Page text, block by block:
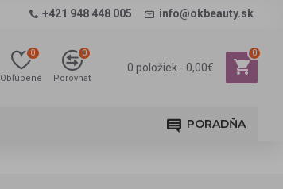
+421 948 448 005 info@okbeauty.sk
Obľúbené
0
Porovnať
0
0 položiek - 0,00€
0
PORADŇA